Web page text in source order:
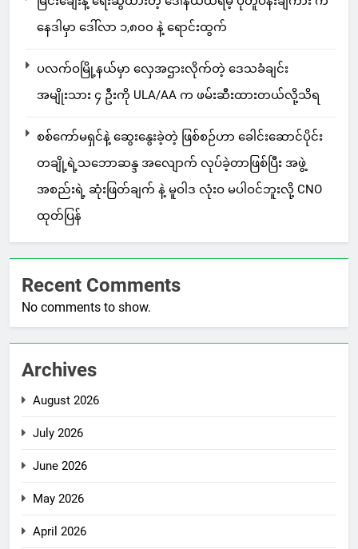
နေဒါမှာ ဒေါ်လာ ၁,၈၀၀ နဲ့ ရောင်းထွက်
ပလက်ဝမြို့နယ်မှာ လှေအဌားလိုက်တဲ့ ဒေသခံချင်း
အမျိုးသား ၄ ဦးကို ULA/AA က ဖမ်းဆီးထားတယ်လို့သိရ
စစ်ကော်မရှင်နဲ့ ဆွေးနွေးခဲ့တဲ့ ဖြစ်စဉ်ဟာ ခေါင်းဆောင်ပိုင်း
တချို့ရဲ့သဘောဆန္ဒ အလျောက် လုပ်ခဲ့တာဖြစ်ပြီး အဖွဲ့
အစည်းရဲ့ ဆုံးဖြတ်ချက် နဲ့ မူဝါဒ လုံးဝ မပါဝင်ဘူးလို့ CNO
ထုတ်ပြန်
Recent Comments
No comments to show.
Archives
August 2026
July 2026
June 2026
May 2026
April 2026